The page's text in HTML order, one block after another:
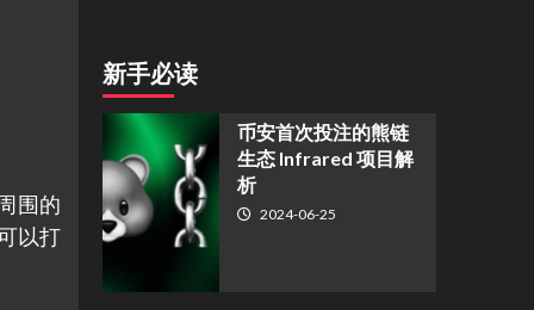
围的
以打
新手必读
币安首次投注的熊链
生态 Infrared 项目解
析
2024-06-25